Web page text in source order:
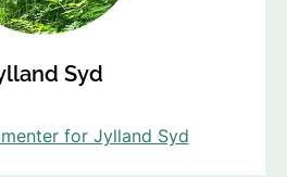
Syd
for Jylland Syd